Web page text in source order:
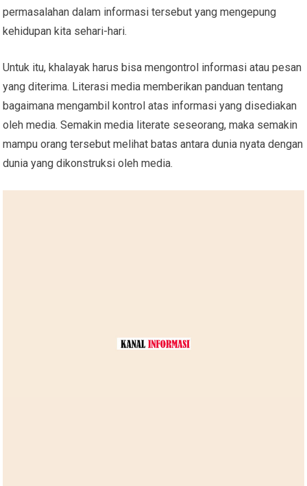
permasalahan dalam informasi tersebut yang mengepung
kehidupan kita sehari-hari.
Untuk itu, khalayak harus bisa mengontrol informasi atau pesan
yang diterima. Literasi media memberikan panduan tentang
bagaimana mengambil kontrol atas informasi yang disediakan
oleh media. Semakin media literate seseorang, maka semakin
mampu orang tersebut melihat batas antara dunia nyata dengan
dunia yang dikonstruksi oleh media.